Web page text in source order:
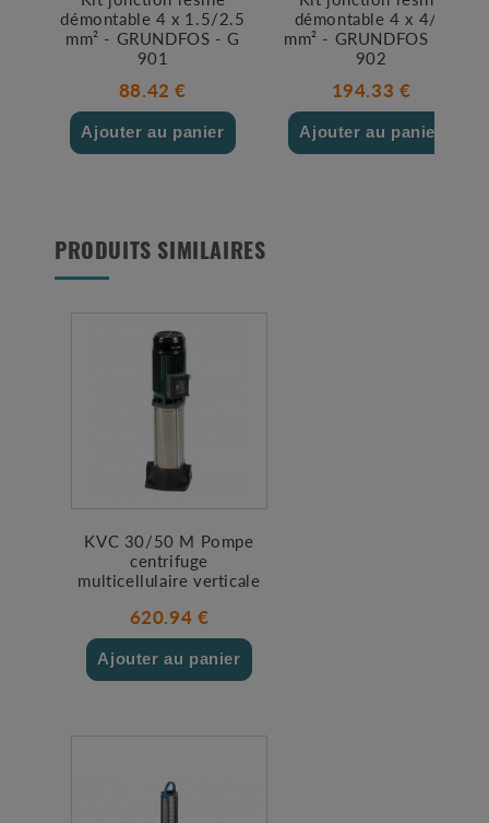
démontable 4 x 1.5/2.5
mm² - GRUNDFOS - G
901
88.42 €
Ajouter au panier
démontable 4 x 4/6
mm² - GRUNDFOS - G
902
194.33 €
Ajouter au panier
PRODUITS SIMILAIRES
KVC 30/50 M Pompe
centrifuge
multicellulaire verticale
620.94 €
Ajouter au panier